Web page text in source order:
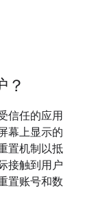
？
信任的应用
幕上显示的
置机制以抵
接触到用户
置账号和数